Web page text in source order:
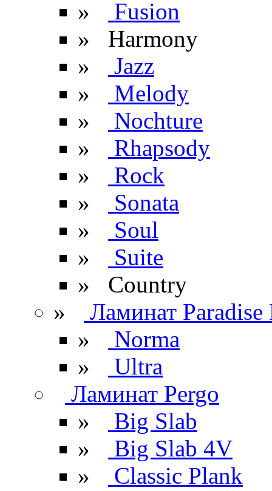
»
Fusion
» Harmony
»
Jazz
»
Melody
»
Nochture
»
Rhapsody
»
Rock
»
Sonata
»
Soul
»
Suite
» Сountry
»
Ламинат Paradise
»
Norma
»
Ultra
Ламинат Pergo
»
Big Slab
»
Big Slab 4V
»
Classic Plank